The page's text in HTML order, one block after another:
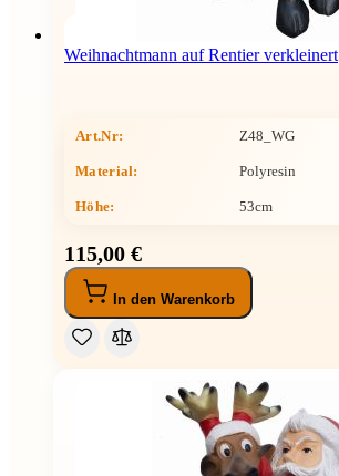
Weihnachtmann auf Rentier verkleinert
Art.Nr: Z48_WG
Material: Polyresin
Höhe: 53cm
115,00 €
In den Warenkorb